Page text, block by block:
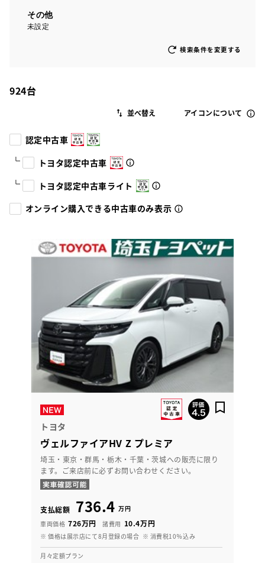
その他
未設定
検索条件を変更する
924台
アイコンについて
認定中古車
トヨタ認定中古車
トヨタ認定中古車ライト
オンライン購入できる中古車のみ表示
トヨタ
ヴェルファイアHV Z プレミア
埼玉・東京・群馬・栃木・千葉・茨城への販売に限り
ます。ご来店前に必ずお問い合わせください。
支払総額 736.4 万円
車両価格 726万円 諸費用 10.4万円
※ 価格は展示店にて8月登録の場合 ※ 消費税10％込み
月々定額プラン